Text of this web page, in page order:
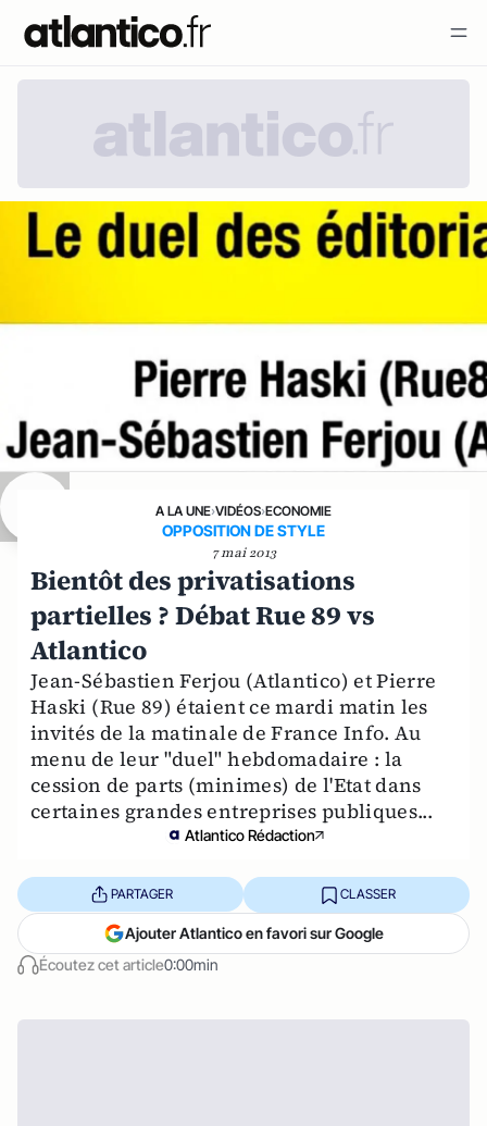
A LA UNE›VIDÉOS›ECONOMIE
OPPOSITION DE STYLE
7 mai 2013
Bientôt des privatisations
partielles ? Débat Rue 89 vs
Atlantico
Jean-Sébastien Ferjou (Atlantico) et Pierre
Haski (Rue 89) étaient ce mardi matin les
invités de la matinale de France Info. Au
menu de leur "duel" hebdomadaire : la
cession de parts (minimes) de l'Etat dans
certaines grandes entreprises publiques...
Atlantico Rédaction
Écoutez cet article0:00min
PARTAGER CLASSER
Ajouter Atlantico en favori sur Google